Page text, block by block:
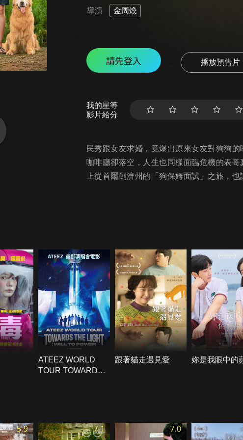
導演 金周煥
請先登入 播放預告片
我的星等
影片給分
民秀跟女友求婚，竟爆出原來女友對狗狗
咖啡廳卻落空，人生也同樣面臨危機的表
上從首爾到濟州的「狗保姆面試」之旅，
ATEEZ WORLD
TOUR TOWARDS
跟著貓走遇見愛 妳是我眼中的
5.9 7.1 7.0